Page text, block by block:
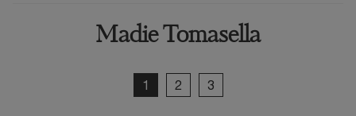
Madie Tomasella
1 2 3